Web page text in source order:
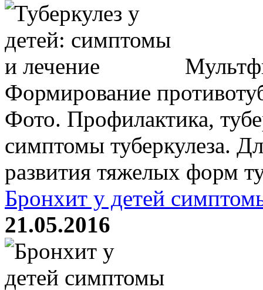
Формирование
Фото. Профилактика,
симптомы туберкулеза.
развития тяжелых форм
Бронхит у детей
21.05.2016